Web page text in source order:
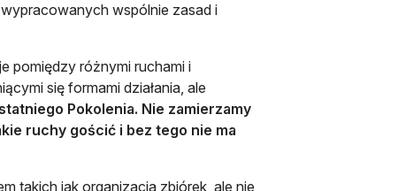
wspólnie zasad i
pomiędzy różnymi ruchami i
się formami działania, ale
Pokolenia. Nie zamierzamy
ruchy gościć i bez tego nie ma
takich jak organizacja zbiórek, ale nie